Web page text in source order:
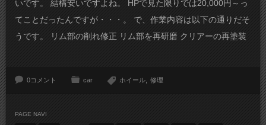
いです。 結構安いですよね。 HPで見た限りでは20,000円～っ
てことだったんですが・・・。 で、作業内容は以下の通りだそ
うです。 リム部の削れ修正 リム部を再研磨 クリアーの再塗装
0コメント car ホイール 修理
PAGE NAVI